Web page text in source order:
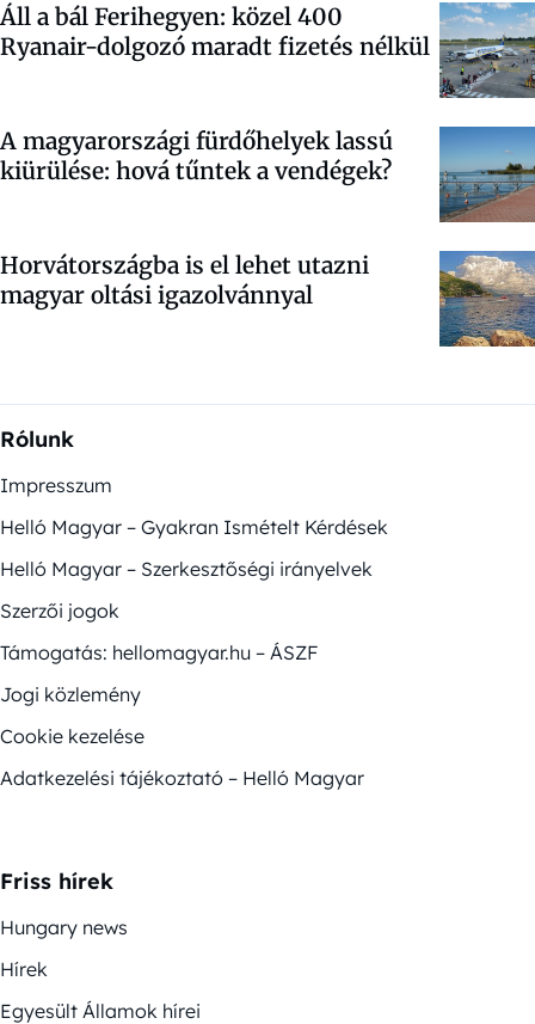
Áll a bál Ferihegyen: közel 400
Ryanair-dolgozó maradt fizetés nélkül
A magyarországi fürdőhelyek lassú
kiürülése: hová tűntek a vendégek?
Horvátországba is el lehet utazni
magyar oltási igazolvánnyal
Rólunk
Impresszum
Helló Magyar – Gyakran Ismételt Kérdések
Helló Magyar – Szerkesztőségi irányelvek
Szerzői jogok
Támogatás: hellomagyar.hu – ÁSZF
Jogi közlemény
Cookie kezelése
Adatkezelési tájékoztató – Helló Magyar
Friss hírek
Hungary news
Hírek
Egyesült Államok hírei